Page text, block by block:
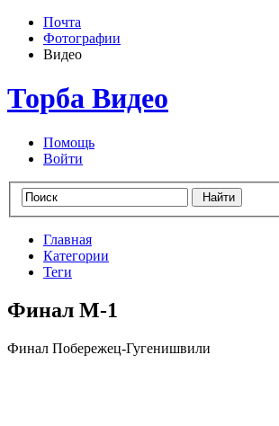
Почта
Фотографии
Видео
Торба Видео
Помощь
Войти
Главная
Категории
Теги
Финал М-1
Финал Побережец-Гугенишвили